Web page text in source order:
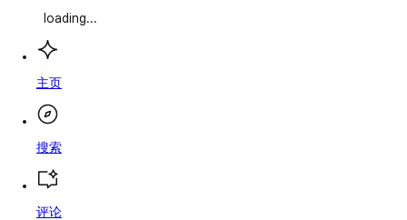
loading...
主页
搜索
评论